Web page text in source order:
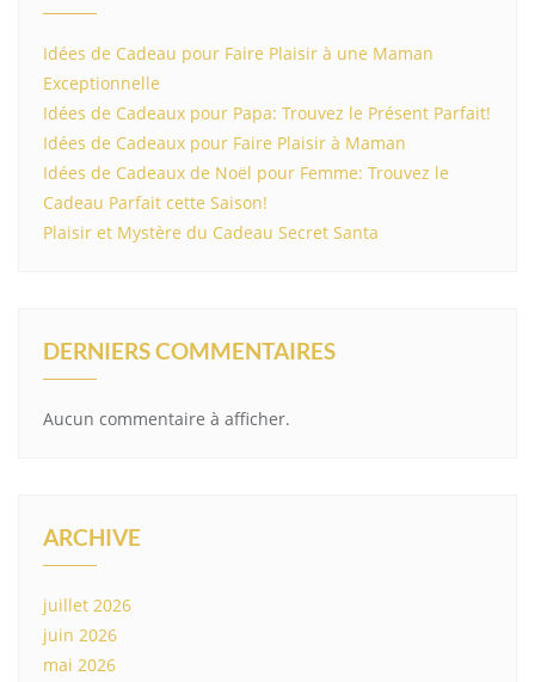
Idées de Cadeau pour Faire Plaisir à une Maman
Exceptionnelle
Idées de Cadeaux pour Papa: Trouvez le Présent Parfait!
Idées de Cadeaux pour Faire Plaisir à Maman
Idées de Cadeaux de Noël pour Femme: Trouvez le
Cadeau Parfait cette Saison!
Plaisir et Mystère du Cadeau Secret Santa
DERNIERS COMMENTAIRES
Aucun commentaire à afficher.
ARCHIVE
juillet 2026
juin 2026
mai 2026